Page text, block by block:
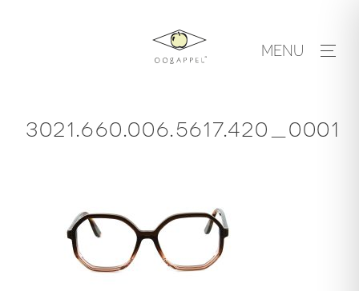
MENU
3021.660.006.5617.420_0001